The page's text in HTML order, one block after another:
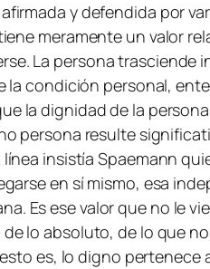
y defendida por
meramente un valor
La persona
la condición personal,
la dignidad de la
persona resulte
insistía Spaemann
en sí mismo, esa
Es ese valor que no le
lo absoluto, de lo que
es, lo digno